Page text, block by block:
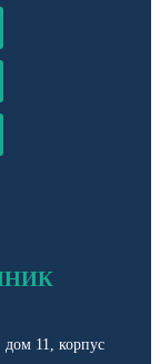
дом 11, корпус